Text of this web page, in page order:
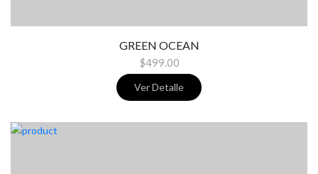
GREEN OCEAN
$499.00
Ver Detalle